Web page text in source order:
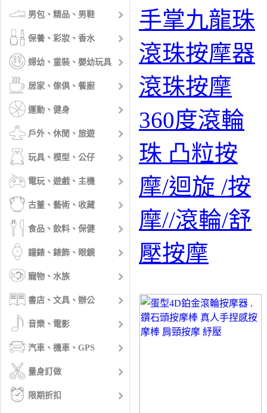
男包、精品、男鞋
保養、彩妝、香水
婦幼、童裝、嬰幼玩具
居家、傢俱、餐廚
運動、健身
戶外、休閒、旅遊
玩具、模型、公仔
電玩、遊戲、主機
古董、藝術、收藏
食品、飲料、保健
鐘錶、錶飾、眼鏡
寵物、水族
書店、文具、辦公
音樂、電影
汽車、機車、GPS
量身訂做
限期折扣
手掌九龍珠
滾珠按摩器
滾珠按摩
360度滾輪
珠 凸粒按
摩/迴旋 /按
摩//滾輪/舒
壓按摩